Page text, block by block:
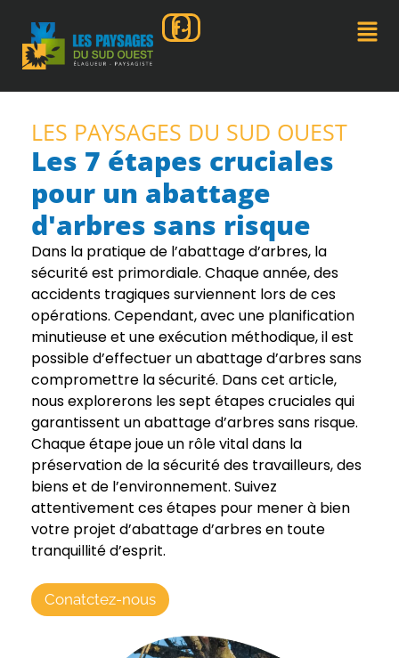
LES PAYSAGES DU SUD OUEST
Les 7 étapes cruciales
pour un abattage
d'arbres sans risque
Dans la pratique de l’abattage d’arbres, la
sécurité est primordiale. Chaque année, des
accidents tragiques surviennent lors de ces
opérations. Cependant, avec une planification
minutieuse et une exécution méthodique, il est
possible d’effectuer un abattage d’arbres sans
compromettre la sécurité. Dans cet article,
nous explorerons les sept étapes cruciales qui
garantissent un abattage d’arbres sans risque.
Chaque étape joue un rôle vital dans la
préservation de la sécurité des travailleurs, des
biens et de l’environnement. Suivez
attentivement ces étapes pour mener à bien
votre projet d’abattage d’arbres en toute
tranquillité d’esprit.
Conatctez-nous